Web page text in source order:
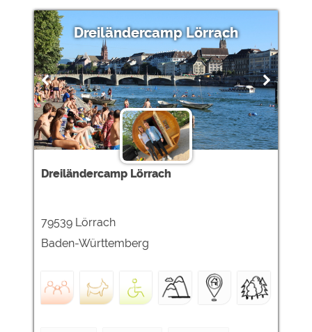
Dreiländercamp Lörrach
Dreiländercamp Lörrach
79539 Lörrach
Baden-Württemberg